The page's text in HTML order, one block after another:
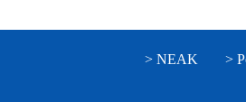
> NEAK >